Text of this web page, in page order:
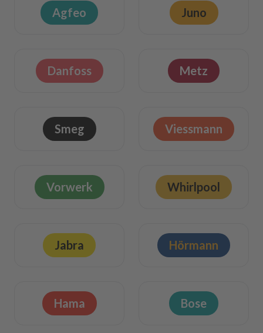
Agfeo Juno
Danfoss Metz
Smeg Viessmann
Vorwerk Whirlpool
Jabra Hörmann
Hama Bose